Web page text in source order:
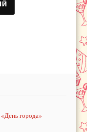
«День города»